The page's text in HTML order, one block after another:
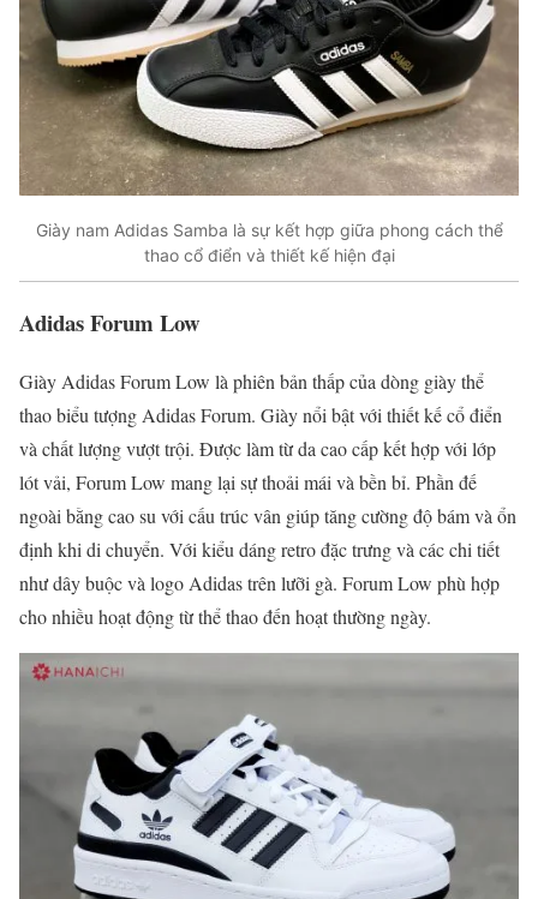
Giày nam Adidas Samba là sự kết hợp giữa phong cách thể
thao cổ điển và thiết kế hiện đại
Adidas Forum Low
Giày Adidas Forum Low là phiên bản thấp của dòng giày thể
thao biểu tượng Adidas Forum. Giày nổi bật với thiết kế cổ điển
và chất lượng vượt trội. Được làm từ da cao cấp kết hợp với lớp
lót vải, Forum Low mang lại sự thoải mái và bền bỉ. Phần đế
ngoài bằng cao su với cấu trúc vân giúp tăng cường độ bám và ổn
định khi di chuyển. Với kiểu dáng retro đặc trưng và các chi tiết
như dây buộc và logo Adidas trên lưỡi gà. Forum Low phù hợp
cho nhiều hoạt động từ thể thao đến hoạt thường ngày.